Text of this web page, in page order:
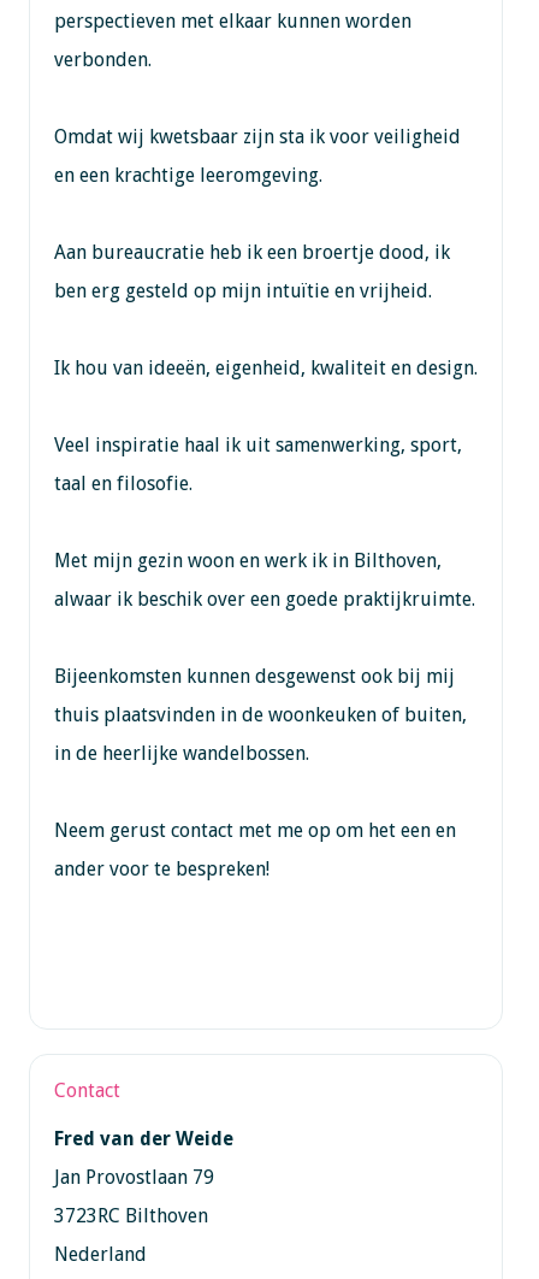
perspectieven met elkaar kunnen worden
verbonden.
Omdat wij kwetsbaar zijn sta ik voor veiligheid
en een krachtige leeromgeving.
Aan bureaucratie heb ik een broertje dood, ik
ben erg gesteld op mijn intuïtie en vrijheid.
Ik hou van ideeën, eigenheid, kwaliteit en design.
Veel inspiratie haal ik uit samenwerking, sport,
taal en filosofie.
Met mijn gezin woon en werk ik in Bilthoven,
alwaar ik beschik over een goede praktijkruimte.
Bijeenkomsten kunnen desgewenst ook bij mij
thuis plaatsvinden in de woonkeuken of buiten,
in de heerlijke wandelbossen.
Neem gerust contact met me op om het een en
ander voor te bespreken!
Contact
Fred van der Weide
Jan Provostlaan 79
3723RC Bilthoven
Nederland